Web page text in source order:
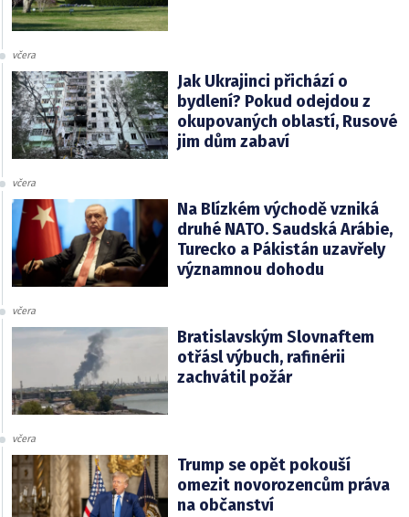
včera
Jak Ukrajinci přichází o
bydlení? Pokud odejdou z
okupovaných oblastí, Rusové
jim dům zabaví
včera
Na Blízkém východě vzniká
druhé NATO. Saudská Arábie,
Turecko a Pákistán uzavřely
významnou dohodu
včera
Bratislavským Slovnaftem
otřásl výbuch, rafinérii
zachvátil požár
včera
Trump se opět pokouší
omezit novorozencům práva
na občanství